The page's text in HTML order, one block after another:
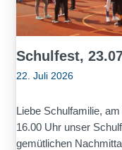
Schulfest,
22. Juli 2026
Liebe Schulfamilie,
16.00 Uhr unser
gemütlichen